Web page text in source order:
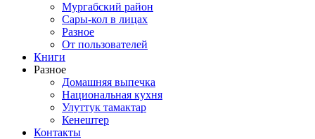
Мургабский район
Сары-кол в лицах
Разное
От пользователей
Книги
Разное
Домашняя выпечка
Национальная кухня
Улуттук тамактар
Кенештер
Контакты